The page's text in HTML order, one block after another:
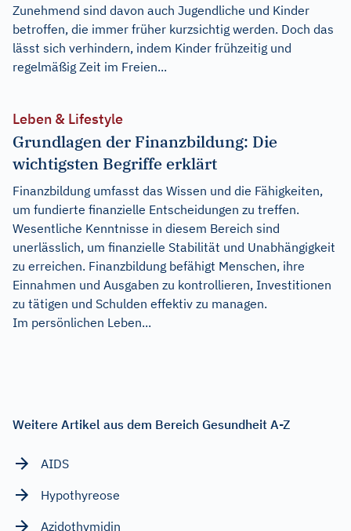
Zunehmend sind davon auch Jugendliche und Kinder
betroffen, die immer früher kurzsichtig werden. Doch das
lässt sich verhindern, indem Kinder frühzeitig und
regelmäßig Zeit im Freien...
Leben & Lifestyle
Grundlagen der Finanzbildung: Die
wichtigsten Begriffe erklärt
Finanzbildung umfasst das Wissen und die Fähigkeiten,
um fundierte finanzielle Entscheidungen zu treffen.
Wesentliche Kenntnisse in diesem Bereich sind
unerlässlich, um finanzielle Stabilität und Unabhängigkeit
zu erreichen. Finanzbildung befähigt Menschen, ihre
Einnahmen und Ausgaben zu kontrollieren, Investitionen
zu tätigen und Schulden effektiv zu managen.
Im persönlichen Leben...
Weitere Artikel aus dem Bereich Gesundheit A-Z
AIDS
Hypothyreose
Azidothymidin